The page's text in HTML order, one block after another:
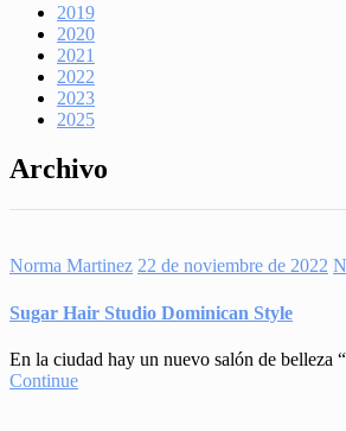
2019
2020
2021
2022
2023
2025
Archivo
Norma Martinez 22 de noviembre de 2022
Sugar Hair Studio Dominican Style
En la ciudad hay un nuevo salón de belleza
Continue